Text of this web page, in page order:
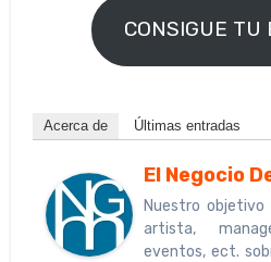
CONSIGUE TU
Acerca de Últimas entradas
El Negocio
Nuestro
artista,
eventos, ect.